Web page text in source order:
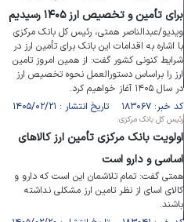
برای تأمین و تخصیص ارز ۱۴۰۵ رسیدیم
ویدیو/عبدالناصر همتی، رئیس کل بانک مرکزی
با اشاره به اقدامات این بانک برای تأمین ارز در
شرایط کنونی کشور گفت: از همین امروز تامین
ارز را براساس دستورالعمل نحوه تخصیص ارز
در سال ۱۴۰۵ آغاز خواهیم کرد.
کد خبر: ۱۸۳۰۶۷ تاریخ انتشار : ۱۴۰۵/۰۲/۲۱
رئیس کل بانک مرکزی:
اولویت بانک مرکزی تأمین ارز کالا‌های
اساسی و دارو است
همتی گفت: تمام تلاشمان این است که دارو و
کالای اسای از نظر تامین ارز مشکلی نداشته
باشند.